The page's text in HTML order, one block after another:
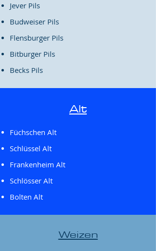
Jever Pils
Budweiser Pils
Flensburger Pils
Bitburger Pils
Becks Pils
Alt
Füchschen Alt
Schlüssel Alt
Frankenheim Alt
Schlösser Alt
Bolten Alt
Weizen